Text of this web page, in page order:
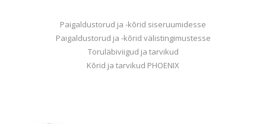
Paigaldustorud ja -kõrid siseruumidesse
Paigaldustorud ja -kõrid välistingimustesse
Toruläbiviigud ja tarvikud
Kõrid ja tarvikud PHOENIX